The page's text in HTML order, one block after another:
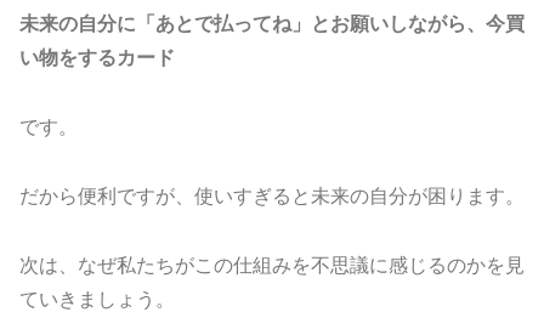
未来の自分に「あとで払ってね」とお願いしながら、今買
い物をするカード
です。
だから便利ですが、使いすぎると未来の自分が困ります。
次は、なぜ私たちがこの仕組みを不思議に感じるのかを見
ていきましょう。